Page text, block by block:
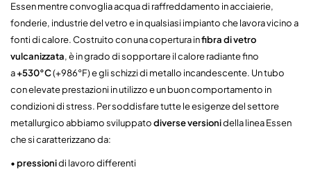
Essen mentre convoglia acqua di raffreddamento in acciaierie,
fonderie, industrie del vetro e in qualsiasi impianto che lavora vicino a
fonti di calore. Costruito con una copertura infibra di vetro
vulcanizzata, è in grado di sopportare il calore radiante fino
a+530°C(+986°F) e gli schizzi di metallo incandescente. Un tubo
con elevate prestazioni in utilizzo e un buon comportamento in
condizioni di stress. Per soddisfare tutte le esigenze del settore
metallurgico abbiamo sviluppatodiverse versionidella linea Essen
che si caratterizzano da:
•pressionidi lavoro differenti